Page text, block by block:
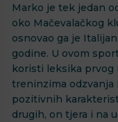
Marko je tek jedan
oko Mačevalačkog
osnovao ga je
godine. U ovom
koristi leksika prvog
treninzima odzvanja
pozitivnih
drugih, on tjera i na